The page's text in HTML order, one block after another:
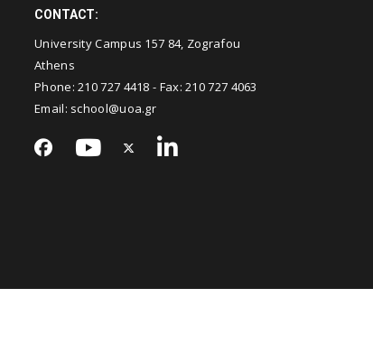
CONTACT:
University Campus 157 84, Zografou
Athens
Phone:210 727 4418 - Fax:210 727 4063
Email: school@uoa.gr